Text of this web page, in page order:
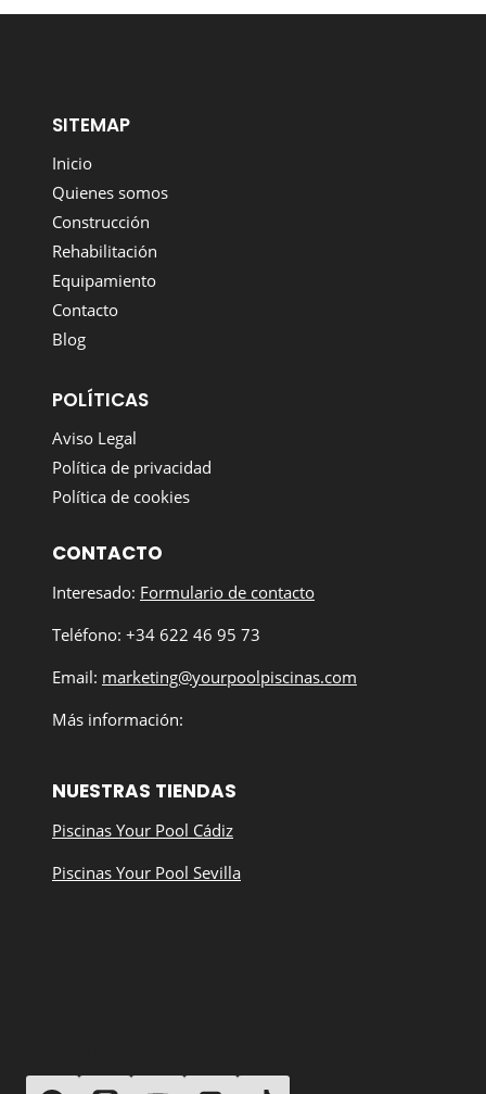
SITEMAP
Inicio
Quienes somos
Construcción
Rehabilitación
Equipamiento
Contacto
Blog
POLÍTICAS
Aviso Legal
Política de privacidad
Política de cookies
CONTACTO
Interesado: Formulario de contacto
Teléfono: +34 622 46 95 73
Email: marketing@yourpoolpiscinas.com
Más información:
NUESTRAS TIENDAS
Piscinas Your Pool Cádiz
Piscinas Your Pool Sevilla